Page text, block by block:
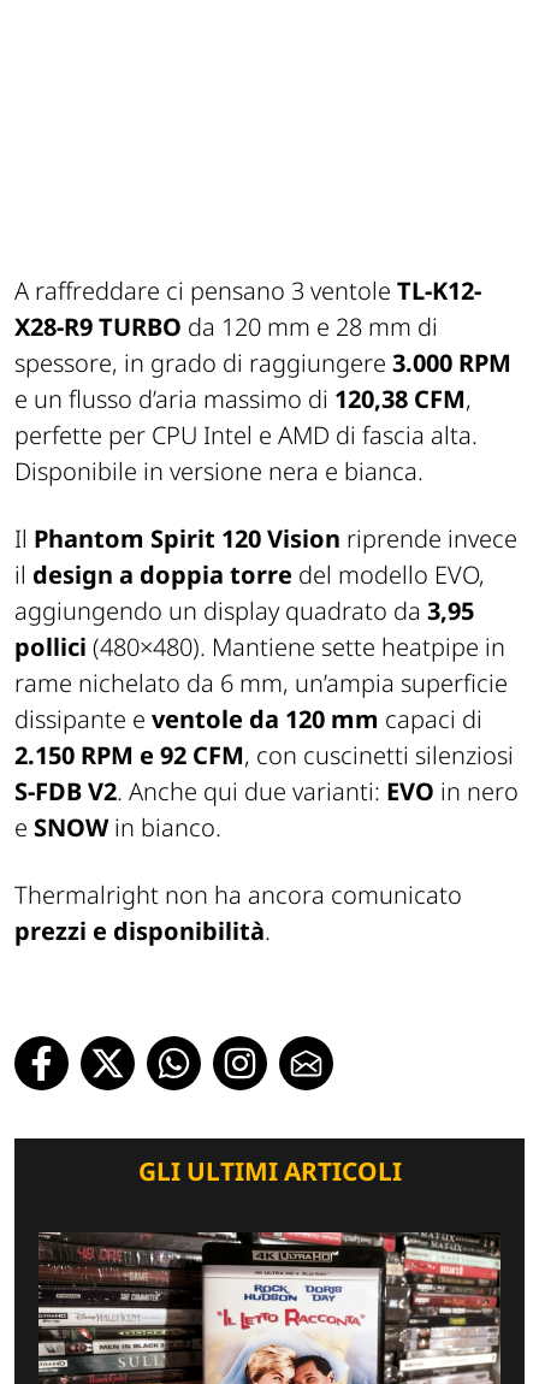
A raffreddare ci pensano 3 ventole TL-K12-
X28-R9 TURBO da 120 mm e 28 mm di
spessore, in grado di raggiungere 3.000 RPM
e un flusso d’aria massimo di 120,38 CFM,
perfette per CPU Intel e AMD di fascia alta.
Disponibile in versione nera e bianca.
Il Phantom Spirit 120 Vision riprende invece
il design a doppia torre del modello EVO,
aggiungendo un display quadrato da 3,95
pollici (480×480). Mantiene sette heatpipe in
rame nichelato da 6 mm, un’ampia superficie
dissipante e ventole da 120 mm capaci di
2.150 RPM e 92 CFM, con cuscinetti silenziosi
S-FDB V2. Anche qui due varianti: EVO in nero
e SNOWin bianco.
Thermalright non ha ancora comunicato
prezzi e disponibilità.
GLI ULTIMI ARTICOLI